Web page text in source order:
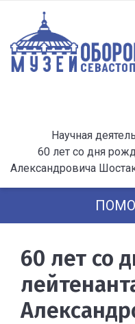
Научная
60 лет со дня
Александровича
60 лет со